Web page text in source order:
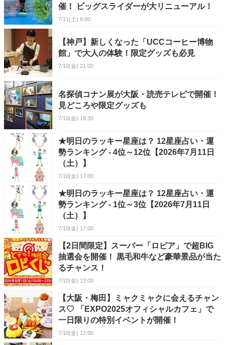
催！ ビッグスライダーが大リニューアル！
7/11(土) 8:00
【神戸】新しくなった「UCCコーヒー博物
館」で大人の体験！限定グッズも必見
7/10(金) 21:00
名探偵コナン展が大阪・読売テレビで開催！
見どころや限定グッズも
7/10(金) 19:30
★明日のラッキー星座は？ 12星座占い・運
勢ランキング - 4位～12位【2026年7月11日
（土）】
7/10(金) 17:00
★明日のラッキー星座は？ 12星座占い・運
勢ランキング - 1位～3位【2026年7月11日
（土）】
7/10(金) 17:00
【2日間限定】スーパー「ロピア」で超BIG
抽選会を開催！ 黒毛和牛など豪華景品が当た
るチャンス！
7/10(金) 13:00
【大阪・梅田】ミャクミャクに会えるチャン
ス♡ 「EXPO2025オフィシャルカフェ」で
一日限りの特別イベントが開催！
7/10(金) 12:00